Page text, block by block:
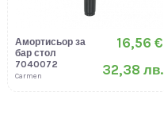
Амортисьор за
бар стол
7040072
Carmen
16,56 €
32,38 лв.